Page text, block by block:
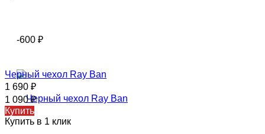
-600 ₽
Черный чехол Ray Ban
1 690 ₽
1 090₽
Купить
Купить в 1 клик